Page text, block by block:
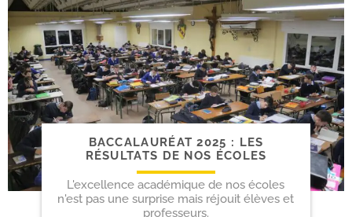
BACCALAURÉAT 2025 : LES
RÉSULTATS DE NOS ÉCOLES
L'excellence académique de nos écoles
n'est pas une surprise mais réjouit élèves et
professeurs.